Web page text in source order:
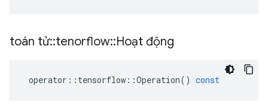
toán tử::tenorflow::Hoạt động
operator :: tensorflow ::Operation() const